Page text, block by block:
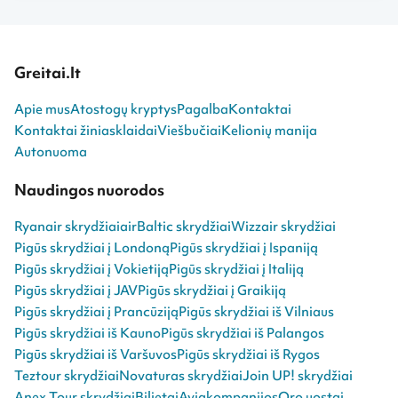
Greitai.lt
Apie musAtostogų kryptysPagalbaKontaktai
Kontaktai žiniasklaidaiViešbučiaiKelionių manija
Autonuoma
Naudingos nuorodos
Ryanair skrydžiaiairBaltic skrydžiaiWizzair skrydžiai
Pigūs skrydžiai į LondonąPigūs skrydžiai į Ispaniją
Pigūs skrydžiai į VokietijąPigūs skrydžiai į Italiją
Pigūs skrydžiai į JAVPigūs skrydžiai į Graikiją
Pigūs skrydžiai į PrancūzijąPigūs skrydžiai iš Vilniaus
Pigūs skrydžiai iš KaunoPigūs skrydžiai iš Palangos
Pigūs skrydžiai iš VaršuvosPigūs skrydžiai iš Rygos
Teztour skrydžiaiNovaturas skrydžiaiJoin UP! skrydžiai